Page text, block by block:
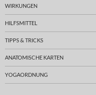
WIRKUNGEN
HILFSMITTEL
TIPPS & TRICKS
ANATOMISCHE KARTEN
YOGAORDNUNG